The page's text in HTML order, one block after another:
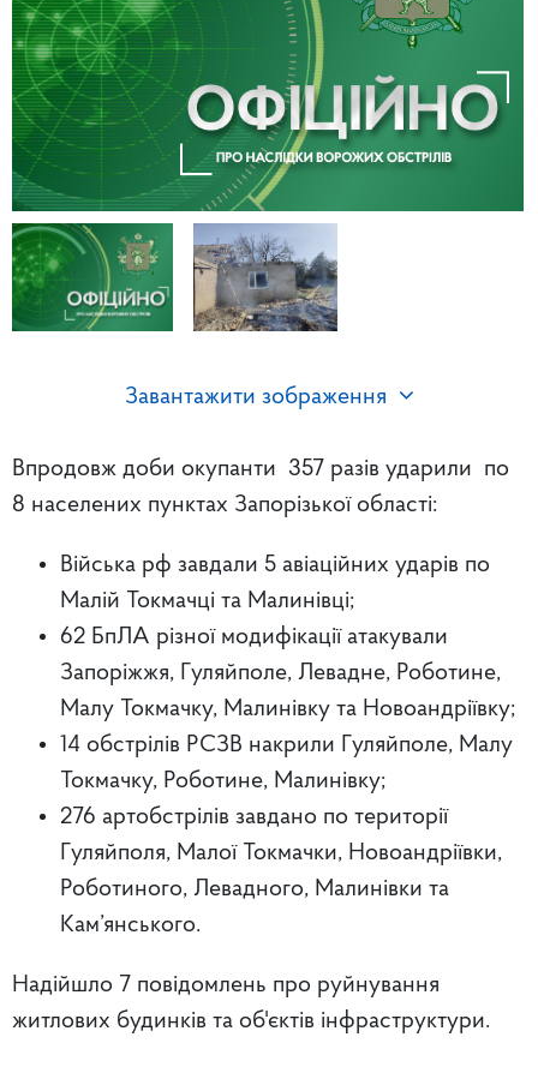
Завантажити зображення
Впродовж доби окупанти 357 разів ударили по
8 населених пунктах Запорізької області:
Війська рф завдали 5 авіаційних ударів по
Малій Токмачці та Малинівці;
62 БпЛА різної модифікації атакували
Запоріжжя, Гуляйполе, Левадне, Роботине,
Малу Токмачку, Малинівку та Новоандріївку;
14 обстрілів РСЗВ накрили Гуляйполе, Малу
Токмачку, Роботине, Малинівку;
276 артобстрілів завдано по території
Гуляйполя, Малої Токмачки, Новоандріївки,
Роботиного, Левадного, Малинівки та
Кам’янського.
Надійшло 7 повідомлень про руйнування
житлових будинків та об'єктів інфраструктури.